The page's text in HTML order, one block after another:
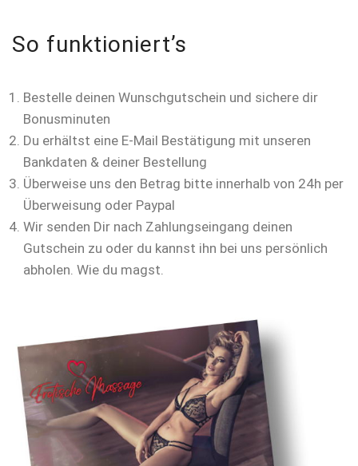
So funktioniert’s
Bestelle deinen Wunschgutschein und sichere dir
Bonusminuten
Du erhältst eine E-Mail Bestätigung mit unseren
Bankdaten & deiner Bestellung
Überweise uns den Betrag bitte innerhalb von 24h per
Überweisung oder Paypal
Wir senden Dir nach Zahlungseingang deinen
Gutschein zu oder du kannst ihn bei uns persönlich
abholen. Wie du magst.